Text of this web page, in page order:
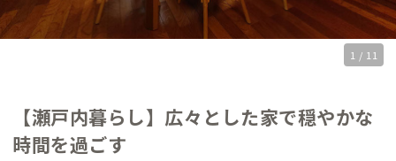
1 / 11
【瀬戸内暮らし】広々とした家で穏やかな
時間を過ごす